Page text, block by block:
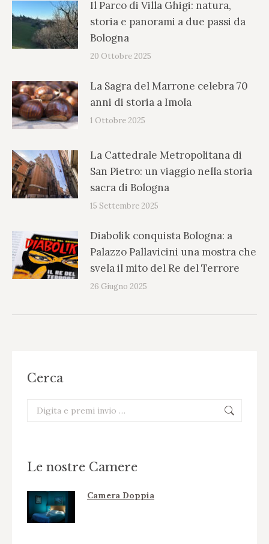
Il Parco di Villa Ghigi: natura,
storia e panorami a due passi da
Bologna
20 Ottobre 2025
La Sagra del Marrone celebra 70
anni di storia a Imola
1 Ottobre 2025
La Cattedrale Metropolitana di
San Pietro: un viaggio nella storia
sacra di Bologna
15 Settembre 2025
Diabolik conquista Bologna: a
Palazzo Pallavicini una mostra che
svela il mito del Re del Terrore
26 Giugno 2025
Cerca
Cerca:
Le nostre Camere
Camera Doppia